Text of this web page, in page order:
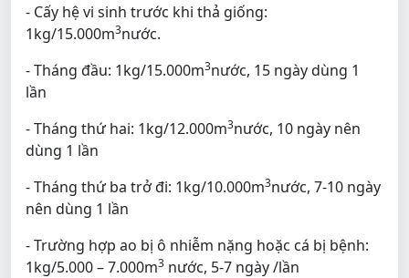
- Cấy hệ vi sinh trước khi thả giống:
1kg/15.000m3nước.
- Tháng đầu: 1kg/15.000m3nước, 15 ngày dùng 1
lần
- Tháng thứ hai: 1kg/12.000m3nước, 10 ngày nên
dùng 1 lần
- Tháng thứ ba trở đi: 1kg/10.000m3nước, 7-10 ngày
nên dùng 1 lần
- Trường hợp ao bị ô nhiễm nặng hoặc cá bị bệnh:
1kg/5.000 – 7.000m3 nước, 5-7 ngày /lần